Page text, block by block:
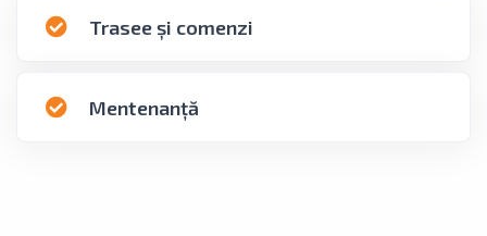
Trasee și comenzi
Mentenanță